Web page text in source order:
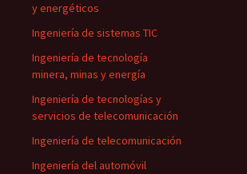
y energéticos
Ingeniería de sistemas TIC
Ingeniería de tecnología
minera, minas y energía
Ingeniería de tecnologías y
servicios de telecomunicación
Ingeniería de telecomunicación
Ingeniería del automóvil